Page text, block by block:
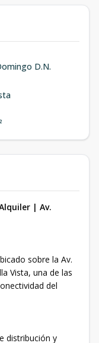
D.N.
| Av.
sobre la Av.
Vista, una de las
del
distribución y